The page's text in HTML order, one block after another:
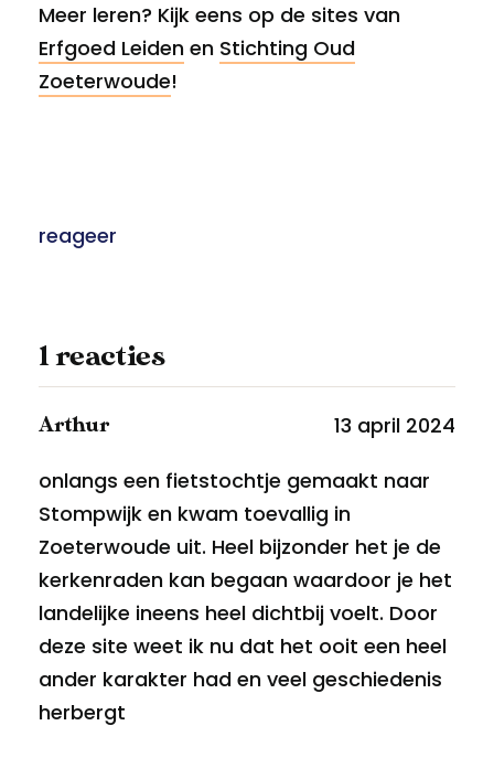
Meer leren? Kijk eens op de sites van
Erfgoed Leiden en Stichting Oud
Zoeterwoude!
reageer
1 reacties
Arthur
13 april 2024
onlangs een fietstochtje gemaakt naar
Stompwijk en kwam toevallig in
Zoeterwoude uit. Heel bijzonder het je de
kerkenraden kan begaan waardoor je het
landelijke ineens heel dichtbij voelt. Door
deze site weet ik nu dat het ooit een heel
ander karakter had en veel geschiedenis
herbergt